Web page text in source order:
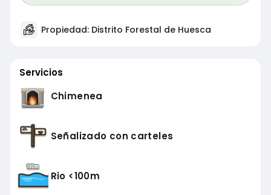
Propiedad: Distrito Forestal de Huesca
Servicios
Chimenea
Señalizado con carteles
Rio <100m